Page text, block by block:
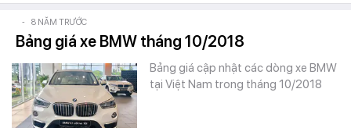
- 8 NĂM TRƯỚC
Bảng giá xe BMW tháng 10/2018
Bảng giá cập nhật các dòng xe BMW
tại Việt Nam trong tháng 10/2018